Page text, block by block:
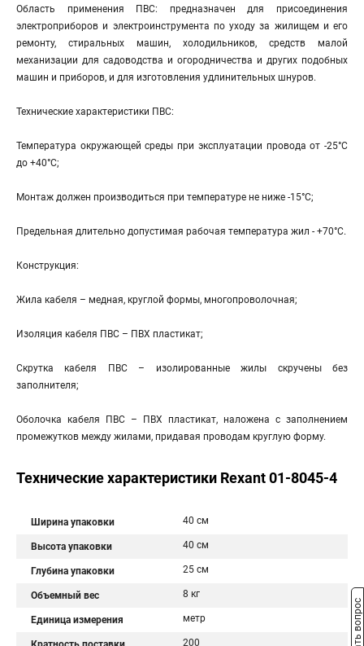
Область применения ПВС: предназначен для присоединения
электроприборов и электроинструмента по уходу за жилищем и его
ремонту, стиральных машин, холодильников, средств малой
механизации для садоводства и огородничества и других подобных
машин и приборов, и для изготовления удлинительных шнуров.
Технические характеристики ПВС:
Температура окружающей среды при эксплуатации провода от -25°С
до +40°С;
Монтаж должен производиться при температуре не ниже -15°С;
Предельная длительно допустимая рабочая температура жил - +70°С.
Конструкция:
Жила кабеля – медная, круглой формы, многопроволочная;
Изоляция кабеля ПВС – ПВХ пластикат;
Скрутка кабеля ПВС – изолированные жилы скручены без
заполнителя;
Оболочка кабеля ПВС – ПВХ пластикат, наложена с заполнением
промежутков между жилами, придавая проводам круглую форму.
Технические характеристики Rexant 01-8045-4
Ширина упаковки 40 см
Высота упаковки 40 см
Глубина упаковки 25 см
Объемный вес 8 кг
Единица измерения метр
200